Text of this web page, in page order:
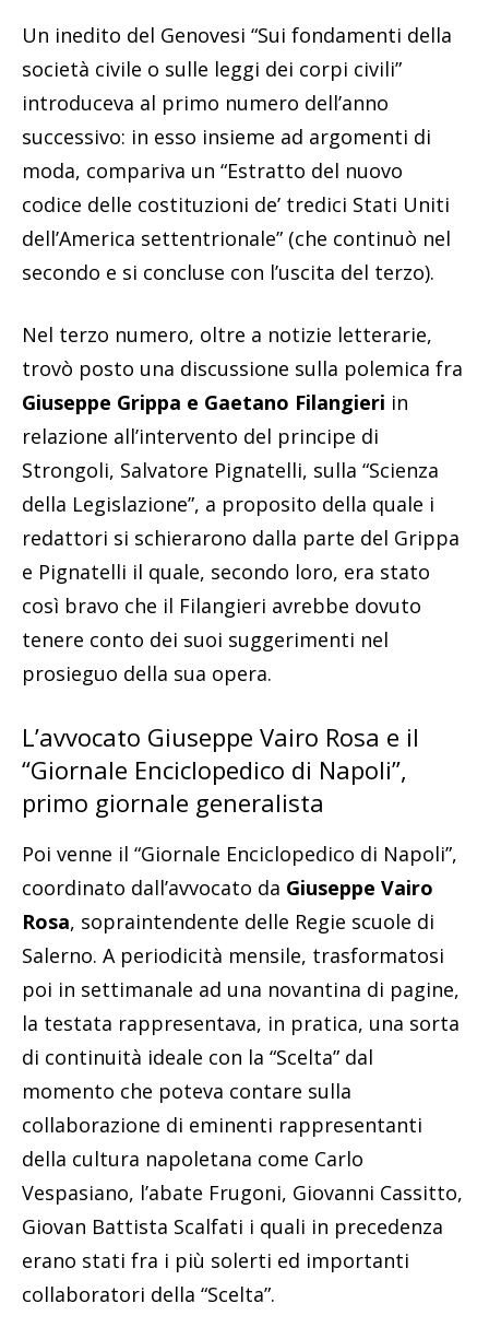
Un inedito del Genovesi “Sui fondamenti della
società civile o sulle leggi dei corpi civili”
introduceva al primo numero dell’anno
successivo: in esso insieme ad argomenti di
moda, compariva un “Estratto del nuovo
codice delle costituzioni de’ tredici Stati Uniti
dell’America settentrionale” (che continuò nel
secondo e si concluse con l’uscita del terzo).
Nel terzo numero, oltre a notizie letterarie,
trovò posto una discussione sulla polemica fra
Giuseppe Grippa e Gaetano Filangieri in
relazione all’intervento del principe di
Strongoli, Salvatore Pignatelli, sulla “Scienza
della Legislazione”, a proposito della quale i
redattori si schierarono dalla parte del Grippa
e Pignatelli il quale, secondo loro, era stato
così bravo che il Filangieri avrebbe dovuto
tenere conto dei suoi suggerimenti nel
prosieguo della sua opera.
L’avvocato Giuseppe Vairo Rosa e il
“Giornale Enciclopedico di Napoli”,
primo giornale generalista
Poi venne il “Giornale Enciclopedico di Napoli”,
coordinato dall’avvocato da Giuseppe Vairo
Rosa, sopraintendente delle Regie scuole di
Salerno. A periodicità mensile, trasformatosi
poi in settimanale ad una novantina di pagine,
la testata rappresentava, in pratica, una sorta
di continuità ideale con la “Scelta” dal
momento che poteva contare sulla
collaborazione di eminenti rappresentanti
della cultura napoletana come Carlo
Vespasiano, l’abate Frugoni, Giovanni Cassitto,
Giovan Battista Scalfati i quali in precedenza
erano stati fra i più solerti ed importanti
collaboratori della “Scelta”.